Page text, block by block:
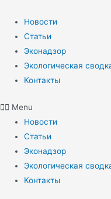
содержимому
Новости
Статьи
Эконадзор
Экологическая
Контакты
Menu
Новости
Статьи
Эконадзор
Экологическая
Контакты